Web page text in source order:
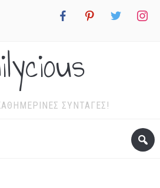
facebook pinterest twitter
ΣΥΝΤΑΓΈΣ!